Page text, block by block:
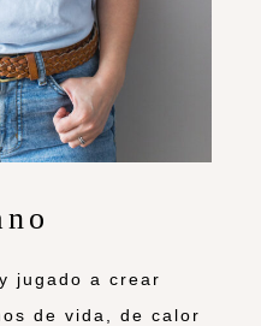
jugado a crear
de vida, de calor